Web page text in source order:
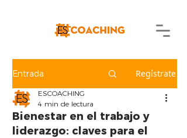
Entrada Regístrate
Bienestar en el trabajo y
liderazgo: claves para el
ESCOACHING
4 min de lectura